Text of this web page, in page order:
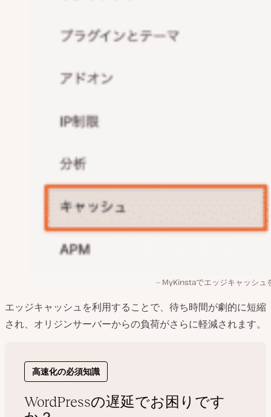
MyKinstaでエッジキャッシュ
エッジキャッシュを利用することで、待ち時間が劇的に短縮
され、オリジンサーバーからの負荷がさらに軽減されます。